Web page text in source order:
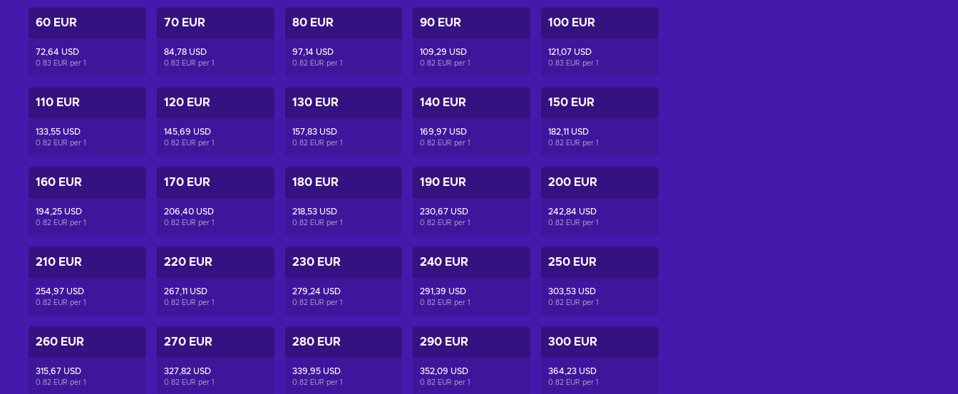
60 EUR
72,64 USD
0.83 EUR per 1
70 EUR
84,78 USD
0.83 EUR per 1
80 EUR
97,14 USD
0.82 EUR per 1
90 EUR
109,29 USD
0.82 EUR per1
100 EUR
121,07 USD
0.83 EUR per1
110 EUR
133,55 USD
0.82 EUR per 1
120 EUR
145,69 USD
0.82 EUR per 1
130 EUR
157,83 USD
0.82 EUR per 1
140 EUR
169,97 USD
0.82 EUR per1
150 EUR
182,11 USD
0.82 EUR per1
160 EUR
194,25 USD
0.82 EUR per 1
170 EUR
206,40 USD
0.82 EUR per 1
180 EUR
218,53 USD
0.82 EUR per 1
190 EUR
230,67 USD
0.82 EUR per1
200 EUR
242,84 USD
0.82 EUR per1
210 EUR
254,97 USD
0.82 EUR per 1
220 EUR
267,11 USD
0.82 EUR per 1
230 EUR
279,24 USD
0.82 EUR per 1
240 EUR
291,39 USD
0.82 EUR per1
250 EUR
303,53 USD
0.82 EUR per1
260 EUR
315,67 USD
0.82 EUR per 1
270 EUR
327,82 USD
0.82 EUR per 1
280 EUR
339,95 USD
0.82 EUR per 1
290 EUR
352,09 USD
0.82 EUR per1
300 EUR
364,23 USD
0.82 EUR per1